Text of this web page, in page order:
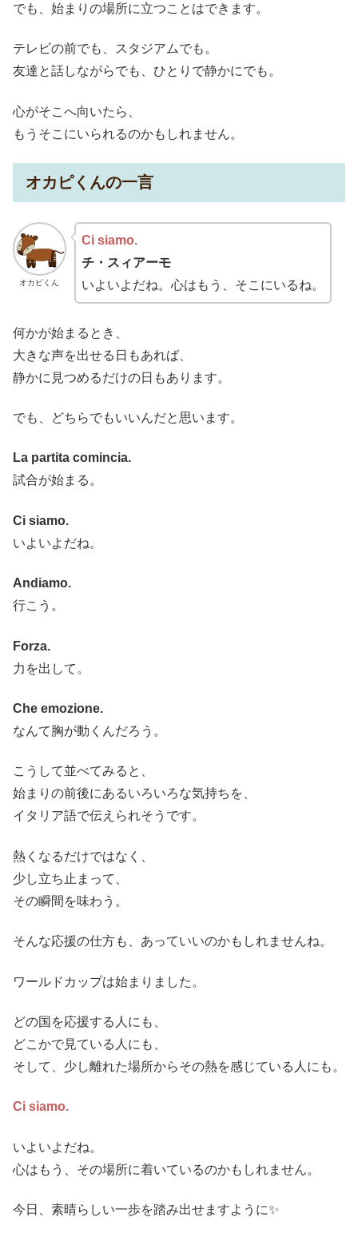
でも、始まりの場所に立つことはできます。
テレビの前でも、スタジアムでも。
友達と話しながらでも、ひとりで静かにでも。
心がそこへ向いたら、
もうそこにいられるのかもしれません。
オカピくんの一言
オカピくん
Ci siamo.
チ・スィアーモ
いよいよだね。心はもう、そこにいるね。
何かが始まるとき、
大きな声を出せる日もあれば、
静かに見つめるだけの日もあります。
でも、どちらでもいいんだと思います。
La partita comincia.
試合が始まる。
Ci siamo.
いよいよだね。
Andiamo.
行こう。
Forza.
力を出して。
Che emozione.
なんて胸が動くんだろう。
こうして並べてみると、
始まりの前後にあるいろいろな気持ちを、
イタリア語で伝えられそうです。
熱くなるだけではなく、
少し立ち止まって、
その瞬間を味わう。
そんな応援の仕方も、あっていいのかもしれませんね。
ワールドカップは始まりました。
どの国を応援する人にも、
どこかで見ている人にも、
そして、少し離れた場所からその熱を感じている人にも。
Ci siamo.
いよいよだね。
心はもう、その場所に着いているのかもしれません。
今日、素晴らしい一歩を踏み出せますように✨